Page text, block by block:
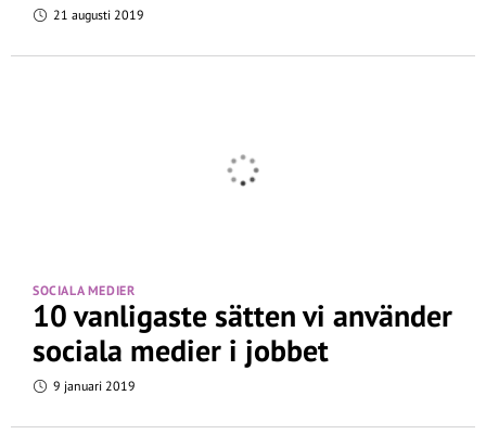
21 augusti 2019
SOCIALA MEDIER
10 vanligaste sätten vi använder
sociala medier i jobbet
9 januari 2019